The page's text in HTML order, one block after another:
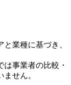
業種に基づき、
事業者の比較・
せん。